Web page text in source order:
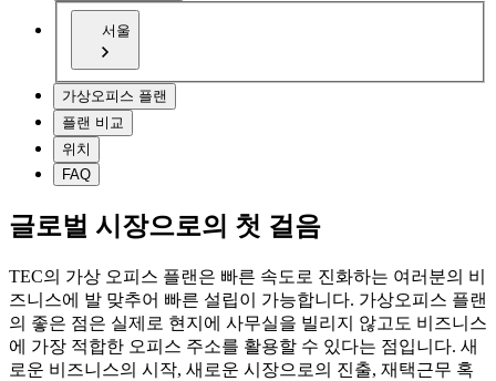
서울
가상오피스 플랜
플랜 비교
위치
FAQ
글로벌 시장으로의 첫 걸음
TEC의 가상 오피스 플랜은 빠른 속도로 진화하는 여러분의 비
즈니스에 발 맞추어 빠른 설립이 가능합니다. 가상오피스 플랜
의 좋은 점은 실제로 현지에 사무실을 빌리지 않고도 비즈니스
에 가장 적합한 오피스 주소를 활용할 수 있다는 점입니다. 새
로운 비즈니스의 시작, 새로운 시장으로의 진출, 재택근무 혹